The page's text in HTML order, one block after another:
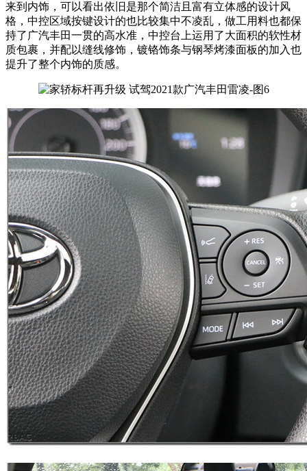
来到内饰，可以看出依旧是那个简洁且富有立体感的设计风
格，中控区域按键设计的也比较集中不凌乱，做工用料也都保
持了广汽丰田一贯的高水准，中控台上运用了大面积的软性材
质包裹，并配以缝线修饰，镀铬饰条与钢琴烤漆面板的加入也
提升了整个内饰的质感。